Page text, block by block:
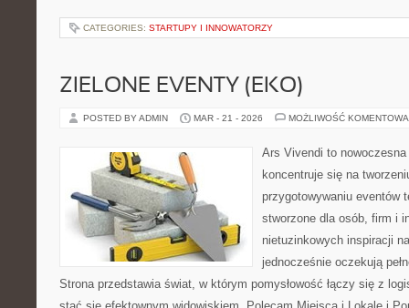
CATEGORIES: STARTUPY I INNOWATORZY
ZIELONE EVENTY (EKO)
POSTED BY ADMIN MAR - 21 - 2026 MOŻLIWOŚĆ
Ars Vivendi to
koncentruje się na
przygotowywaniu eventów
stworzone dla osób, firm i
nietuzinkowych inspiracji
jednocześnie oczekują
Strona przedstawia świat, w którym pomysłowość łączy się z